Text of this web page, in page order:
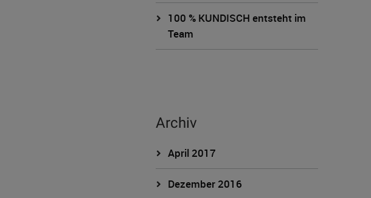
100 % KUNDISCH entsteht im
Team
Archiv
April 2017
Dezember 2016